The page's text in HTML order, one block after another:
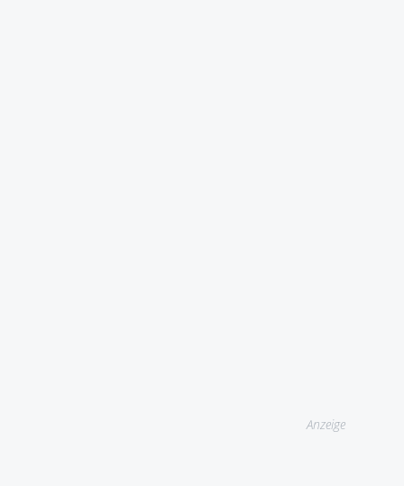
Anzeige